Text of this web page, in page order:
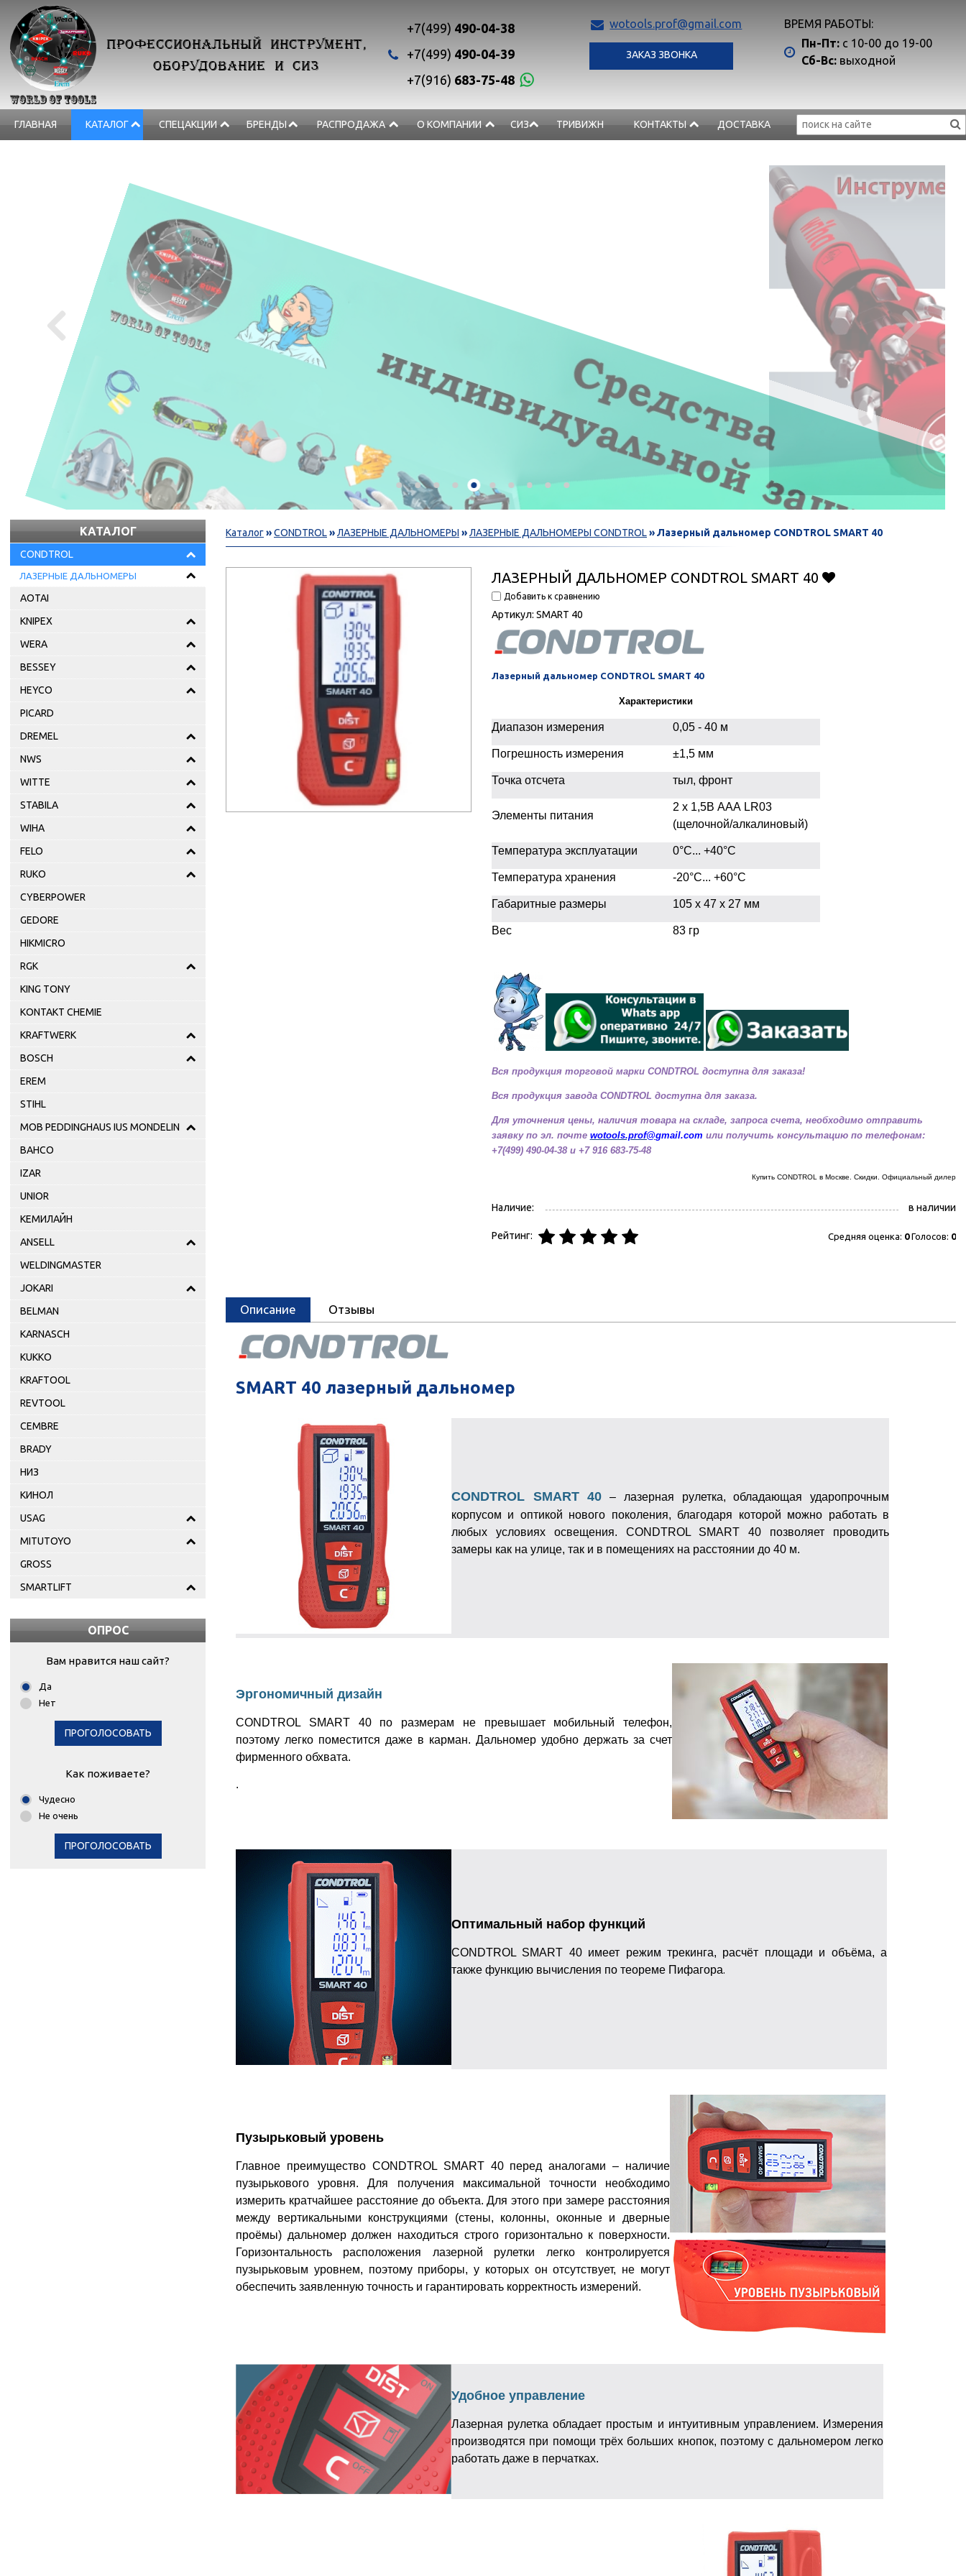
ПРОФЕССИОНАЛЬНЫЙ ИНСТРУМЕНТ,
ОБОРУДОВАНИЕ И СИЗ
+7(499) 490-04-38
+7(499) 490-04-39
+7(916) 683-75-48
wotools.prof@gmail.com
ЗАКАЗ ЗВОНКА
ВРЕМЯ РАБОТЫ:
Пн-Пт: с 10-00 до 19-00
Сб-Вс: выходной
ГЛАВНАЯ КАТАЛОГ СПЕЦАКЦИИ БРЕНДЫ РАСПРОДАЖА О КОМПАНИИ СИЗ ТРИВИЖН КОНТАКТЫ ДОСТАВКА
 
КАТАЛОГ
CONDTROL
ЛАЗЕРНЫЕ ДАЛЬНОМЕРЫ
AOTAI
KNIPEX
WERA
BESSEY
HEYCO
PICARD
DREMEL
NWS
WITTE
STABILA
WIHA
FELO
RUKO
CYBERPOWER
GEDORE
HIKMICRO
RGK
KING TONY
KONTAKT CHEMIE
KRAFTWERK
BOSCH
EREM
STIHL
MOB PEDDINGHAUS IUS MONDELIN
BAHCO
IZAR
UNIOR
КЕМИЛАЙН
ANSELL
WELDINGMASTER
JOKARI
BELMAN
KARNASCH
KUKKO
KRAFTOOL
REVTOOL
CEMBRE
BRADY
НИЗ
КИНОЛ
USAG
MITUTOYO
GROSS
SMARTLIFT
ОПРОС
Вам нравится наш сайт?
Да
Нет
ПРОГОЛОСОВАТЬ
Как поживаете?
Чудесно
Не очень
ПРОГОЛОСОВАТЬ
Каталог»CONDTROL»ЛАЗЕРНЫЕ ДАЛЬНОМЕРЫ »ЛАЗЕРНЫЕ ДАЛЬНОМЕРЫ CONDTROL» Лазерный дальномер CONDTROL SMART 40
ЛАЗЕРНЫЙ ДАЛЬНОМЕР CONDTROL SMART 40
Добавить к сравнению
Артикул: SMART 40
Лазерный дальномер CONDTROL SMART 40
Характеристики
Диапазон измерения 0,05 - 40 м
Погрешность измерения ±1,5 мм
Точка отсчета тыл, фронт
Элементы питания
2 x 1,5В ААА LR03
(щелочной/алкалиновый)
Температура эксплуатации 0°С... +40°С
Температура хранения -20°C... +60°C
Габаритные размеры 105 х 47 х 27 мм
Вес 83 гр
Вся продукция торговой марки CONDTROL доступна для заказа!
Вся продукция завода CONDTROL доступна для заказа.
Для уточнения цены, наличия товара на складе, запроса счета, необходимо отправить
заявку по эл. почте wotools.prof@gmail.com или получить консультацию по телефонам:
+7(499) 490-04-38 и +7 916 683-75-48
Купить CONDTROL в Москве. Скидки. Официальный дилер
Наличие: в наличии
Рейтинг: Средняя оценка: 0Голосов: 0
Описание Отзывы
SMART 40 лазерный дальномер
CONDTROL SMART 40 – лазерная рулетка, обладающая ударопрочным
корпусом и оптикой нового поколения, благодаря которой можно работать в
любых условиях освещения. CONDTROL SMART 40 позволяет проводить
замеры как на улице, так и в помещениях на расстоянии до 40 м.
Эргономичный дизайн
CONDTROL SMART 40 по размерам не превышает мобильный телефон,
поэтому легко поместится даже в карман. Дальномер удобно держать за счет
фирменного обхвата.
.
Оптимальный набор функций
CONDTROL SMART 40 имеет режим трекинга, расчёт площади и объёма, а
также функцию вычисления по теореме Пифагора.
Пузырьковый уровень
Главное преимущество CONDTROL SMART 40 перед аналогами – наличие
пузырькового уровня. Для получения максимальной точности необходимо
измерить кратчайшее расстояние до объекта. Для этого при замере расстояния
между вертикальными конструкциями (стены, колонны, оконные и дверные
проёмы) дальномер должен находиться строго горизонтально к поверхности.
Горизонтальность расположения лазерной рулетки легко контролируется
пузырьковым уровнем, поэтому приборы, у которых он отсутствует, не могут
обеспечить заявленную точность и гарантировать корректность измерений.
Удобное управление
Лазерная рулетка обладает простым и интуитивным управлением. Измерения
производятся при помощи трёх больших кнопок, поэтому с дальномером легко
работать даже в перчатках.